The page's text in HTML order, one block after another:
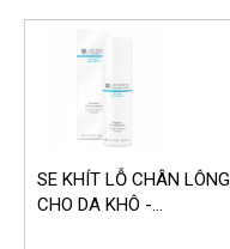
SE KHÍT LỖ CHÂN LÔNG
CHO DA KHÔ -...